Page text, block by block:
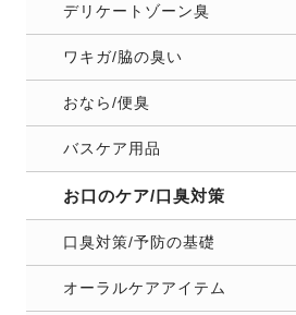
デリケートゾーン臭
ワキガ/脇の臭い
おなら/便臭
バスケア用品
お口のケア/口臭対策
口臭対策/予防の基礎
オーラルケアアイテム